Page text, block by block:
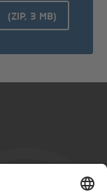
(ZIP, 3 MB)